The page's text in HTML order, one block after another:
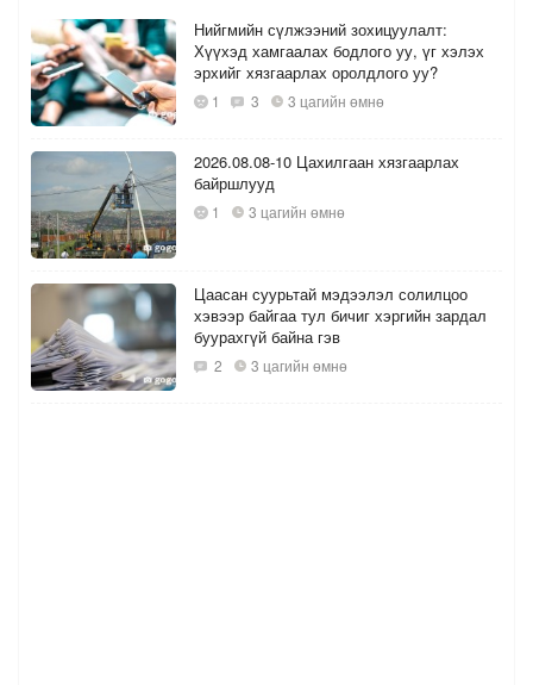
Нийгмийн сүлжээний зохицуулалт:
Хүүхэд хамгаалах бодлого уу, үг хэлэх
эрхийг хязгаарлах оролдлого уу?
1 3 3 цагийн өмнө
2026.08.08-10 Цахилгаан хязгаарлах
байршлууд
1 3 цагийн өмнө
Цаасан суурьтай мэдээлэл солилцоо
хэвээр байгаа тул бичиг хэргийн зардал
буурахгүй байна гэв
2 3 цагийн өмнө